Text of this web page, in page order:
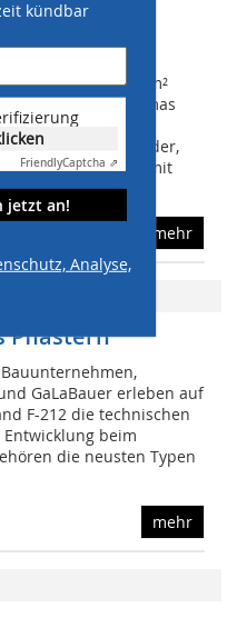
kündbar
FriendlyCaptcha ⇗
jetzt an!
Analyse,
plus 1.500 m²
man mit dem Optimas
einbauen. Dieses
für Radlader,
ist nun mit
mehr
Pflastern
GaLaBauer erleben auf
F-212 die technischen
beim
die neusten Typen
mehr